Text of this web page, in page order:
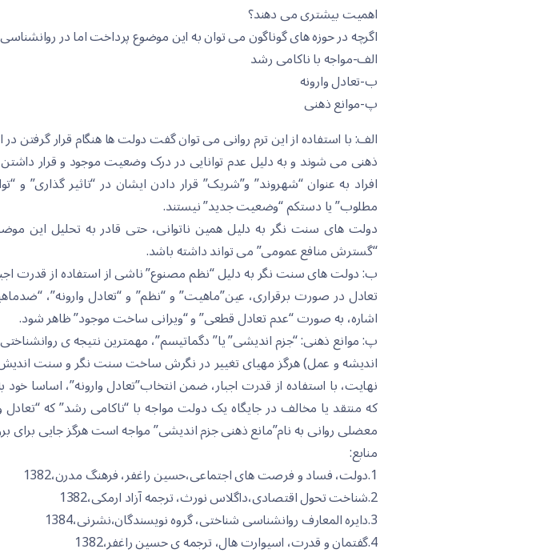
اهمیت بیشتری می دهند؟
اگرچه در حوزه های گوناگون می توان به این موضوع پرداخت اما در
الف-مواجه با ناکامی رشد
ب-تعادل وارونه
پ-موانع ذهنی
الف: با استفاده از این ترم روانی می توان گفت دولت ها هنگام قرار گرفتن
ذهنی می شوند و به دلیل عدم توانایی در درک وضعیت موجود و قرار
افراد به عنوان “شهروند” و”شریک” قرار دادن ایشان در “تاثیر
مطلوب” یا دستکم “وضعیت جدید” نیستند.
“گسترش منافع عمومی” می تواند داشته باشد.
ب: دولت های سنت نگر به دلیل “نظم مصنوع” ناشی از استفاده از قدرت
تعادل در صورت برقراری، عین”ماهیت” و “نظم” و “تعادل وارونه”،
اشاره، به صورت “عدم تعادل قطعی” و “ویرانی ساخت موجود” ظاهر شود.
پ: موانع ذهنی: “جزم اندیشی” یا” دگماتیسم”، مهمترین نتیجه ی
اندیشه و عمل) هرگز مهیای تغییر در نگرش ساخت سنت نگر و سنت
نهایت، با استفاده از قدرت اجبار، ضمن انتخاب”تعادل وارونه”، اساسا
که منتقد یا مخالف در جایگاه یک دولت مواجه با “ناکامی رشد” که
معضلی روانی به نام”مانع ذهنی جزم اندیشی” مواجه است هرگز جایی برای
منابع:
1.دولت، فساد و فرصت های اجتماعی،حسین راغفر، فرهنگ مدرن،1382
2.شناخت تحول اقتصادی،داگلاس نورث، ترجمه آزاد ارمکی،1382
3.دایره المعارف روانشناسی شناختی، گروه نویسندگان،نشرنی،1384
4.گفتمان و قدرت، اسیوارت هال، ترجمه ی حسین راغفر،1382